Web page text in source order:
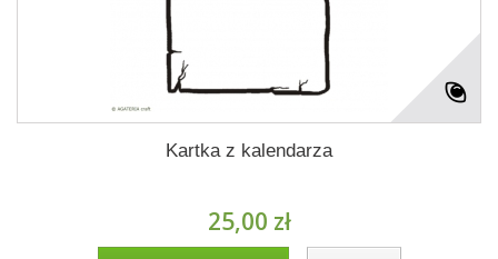
Kartka z kalendarza
25,00 zł